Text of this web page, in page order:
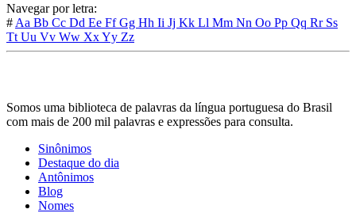
Navegar por letra:
# Aa Bb Cc Dd Ee FfGg Hh Ii Jj Kk Ll Mm Nn Oo Pp Qq Rr Ss
Tt Uu Vv Ww XxYy Zz
Somos uma biblioteca de palavras da língua portuguesa do Brasil
com mais de 200 mil palavras e expressões para consulta.
Sinônimos
Destaque do dia
Antônimos
Blog
Nomes